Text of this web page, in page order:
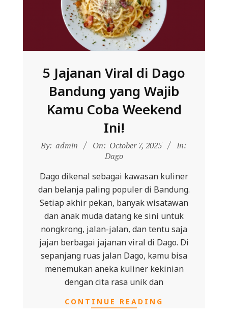
5 Jajanan Viral di Dago
Bandung yang Wajib
Kamu Coba Weekend
Ini!
2025-
By: admin On: October 7, 2025
In:
Dago
Dago dikenal sebagai kawasan kuliner
dan belanja paling populer di Bandung.
Setiap akhir pekan, banyak wisatawan
dan anak muda datang ke sini untuk
nongkrong, jalan-jalan, dan tentu saja
jajan berbagai jajanan viral di Dago. Di
sepanjang ruas jalan Dago, kamu bisa
menemukan aneka kuliner kekinian
dengan cita rasa unik dan
CONTINUE READING